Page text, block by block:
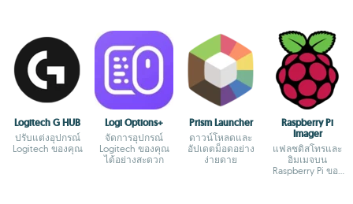
Logitech G HUB
ปรับแต่งอุปกรณ์
Logitech ของคุณ
Logi Options+
จัดการอุปกรณ์
Logitech ของคุณ
ได้อย่างสะดวก
Prism Launcher
ดาวน์โหลดและ
อัปเดตม็อดอย่าง
ง่ายดาย
Raspberry Pi
Imager
แฟลชดิสโทรและ
อิมเมจบน
Raspberry Pi ของ